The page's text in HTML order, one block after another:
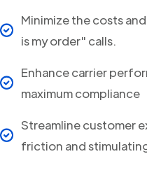
Minimize the costs
is my order" calls.
Enhance carrier
maximum compliance
Streamline customer
friction and